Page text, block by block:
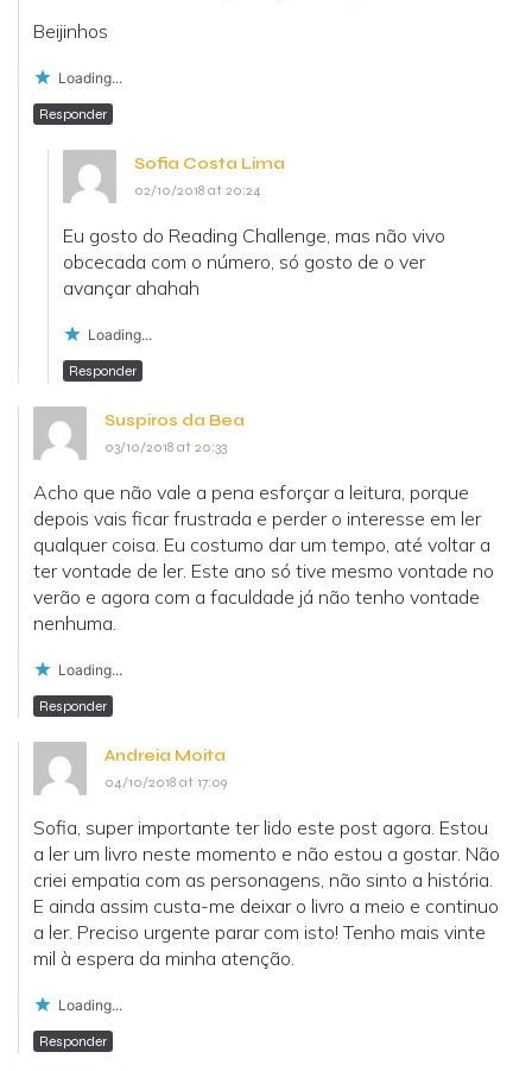
Beijinhos
Loading...
Responder
Sofia Costa Lima
02/10/2018 at 20:24
Eu gosto do Reading Challenge, mas não vivo
obcecada com o número, só gosto de o ver
avançar ahahah
Loading...
Responder
Suspiros da Bea
03/10/2018 at 20:33
Acho que não vale a pena esforçar a leitura, porque
depois vais ficar frustrada e perder o interesse em ler
qualquer coisa. Eu costumo dar um tempo, até voltar a
ter vontade de ler. Este ano só tive mesmo vontade no
verão e agora com a faculdade já não tenho vontade
nenhuma.
Loading...
Responder
Andreia Moita
04/10/2018 at 17:09
Sofia, super importante ter lido este post agora. Estou
a ler um livro neste momento e não estou a gostar. Não
criei empatia com as personagens, não sinto a história.
E ainda assim custa-me deixar o livro a meio e continuo
a ler. Preciso urgente parar com isto! Tenho mais vinte
mil à espera da minha atenção.
Loading...
Responder